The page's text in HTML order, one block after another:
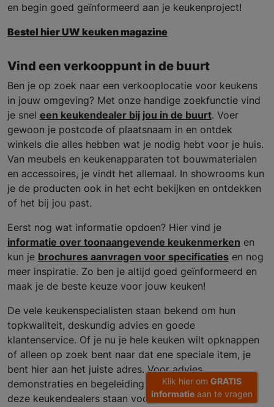
en begin goed geïnformeerd aan je keukenproject!
Bestel hier UW keuken magazine
Vind een verkooppunt in de buurt
Ben je op zoek naar een verkooplocatie voor keukens
in jouw omgeving? Met onze handige zoekfunctie vind
je snel een keukendealer bij jou in de buurt. Voer
gewoon je postcode of plaatsnaam in en ontdek
winkels die alles hebben wat je nodig hebt voor je huis.
Van meubels en keukenapparaten tot bouwmaterialen
en accessoires, je vindt het allemaal. In showrooms kun
je de producten ook in het echt bekijken en ontdekken
of het bij jou past.
Eerst nog wat informatie opdoen? Hier vind je
informatie over toonaangevende keukenmerken en
kun je brochures aanvragen voor specificaties en nog
meer inspiratie. Zo ben je altijd goed geïnformeerd en
maak je de beste keuze voor jouw keuken!
De vele keukenspecialisten staan bekend om hun
topkwaliteit, deskundig advies en goede
klantenservice. Of je nu je hele keuken wilt opknappen
of alleen op zoek bent naar dat ene speciale item, je
bent hier aan het juiste adres. Voor advies,
demonstraties en begeleiding gedurende het proces,
deze keukendealers staan voor je klaar.
Klik hier om GRATIS
informatie aan te vragen